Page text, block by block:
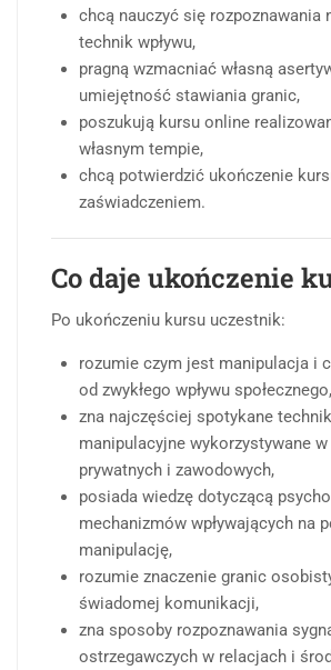
chcą nauczyć się rozpoznawania
technik wpływu,
pragną wzmacniać własną
umiejętność stawiania granic,
poszukują kursu online
własnym tempie,
chcą potwierdzić ukończenie
zaświadczeniem.
Co daje ukończenie
Po ukończeniu kursu uczestnik:
rozumie czym jest manipulacja i
od zwykłego wpływu społecznego,
zna najczęściej spotykane
manipulacyjne wykorzystywane
prywatnych i zawodowych,
posiada wiedzę dotyczącą
mechanizmów wpływających na
manipulację,
rozumie znaczenie granic
świadomej komunikacji,
zna sposoby rozpoznawania
ostrzegawczych w relacjach i